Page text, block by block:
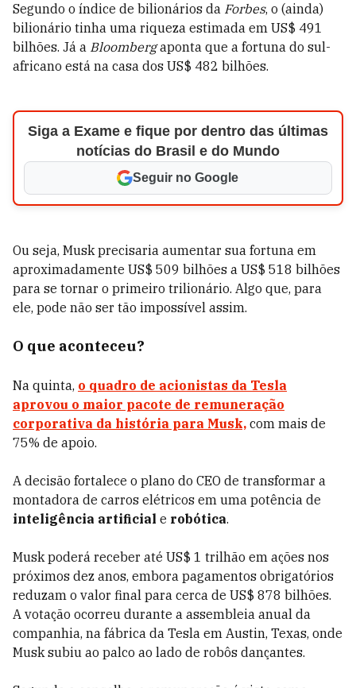
Segundo o índice de bilionários da Forbes, o (ainda)
bilionário tinha uma riqueza estimada em US$ 491
bilhões. Já a Bloombergaponta que a fortuna do sul-
africano está na casa dos US$ 482 bilhões.
Siga a Exame e fique por dentro das últimas
notícias do Brasil e do Mundo
Seguir no Google
Ou seja, Musk precisaria aumentar sua fortuna em
aproximadamente US$ 509 bilhões a US$ 518 bilhões
para se tornar o primeiro trilionário. Algo que, para
ele, pode não ser tão impossível assim.
O que aconteceu?
Na quinta, o quadro de acionistas da Tesla
aprovou o maior pacote de remuneração
corporativa da história para Musk, com mais de
75% de apoio.
A decisão fortalece o plano do CEO de transformar a
montadora de carros elétricos em uma potência de
inteligência artificial e robótica.
Musk poderá receber até US$ 1 trilhão em ações nos
próximos dez anos, embora pagamentos obrigatórios
reduzam o valor final para cerca de US$ 878 bilhões.
A votação ocorreu durante a assembleia anual da
companhia, na fábrica da Tesla em Austin, Texas, onde
Musk subiu ao palco ao lado de robôs dançantes.